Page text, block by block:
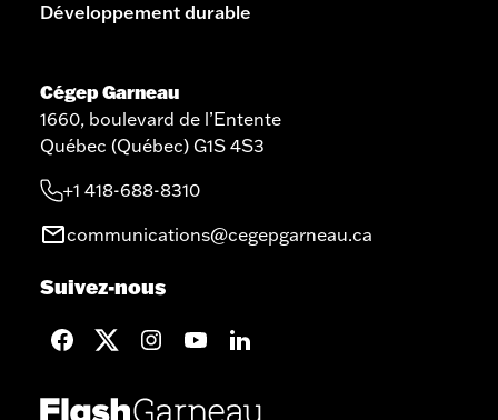
Cégep Garneau
1660, boulevard de l’Entente
Québec (Québec) G1S 4S3
+1 418-688-8310
communications@cegepgarneau.ca
Suivez-nous
facebooktwittergoogleplus
googleplusgoogleplus
Développement durable